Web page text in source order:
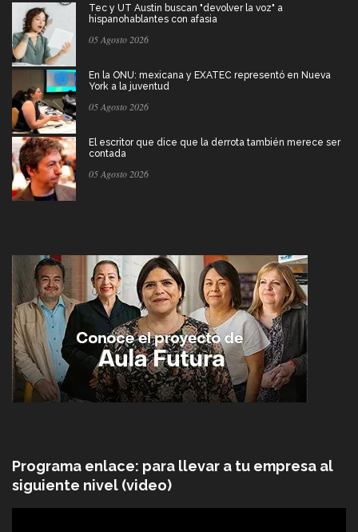
Tec y UT Austin buscan "devolver la voz" a
hispanohablantes con afasia
05 Agosto 2026
En la ONU: mexicana y EXATEC representó en Nueva
York a la juventud
05 Agosto 2026
El escritor que dice que la derrota también merece ser
contada
05 Agosto 2026
Programa enlace: para llevar a tu empresa al
siguiente nivel (video)